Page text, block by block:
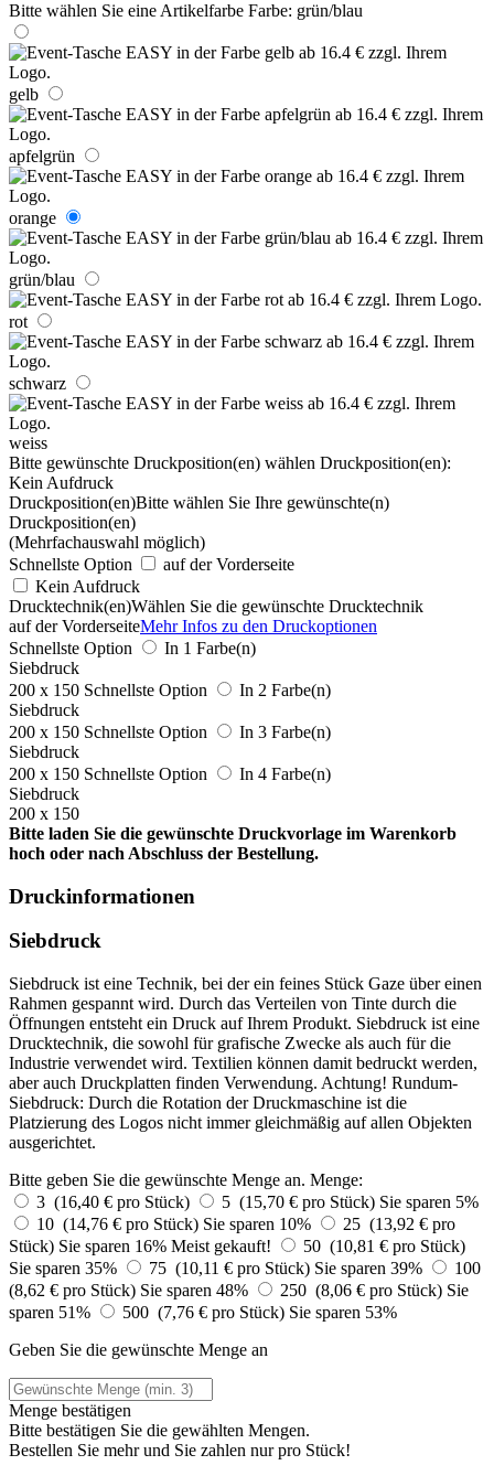
Bitte wählen Sie eine Artikelfarbe Farbe: grün/blau
gelb
apfelgrün
orange
grün/blau
rot
schwarz
weiss
Bitte gewünschte Druckposition(en) wählen Druckposition(en):
Kein Aufdruck
Druckposition(en)Bitte wählen Sie Ihre gewünschte(n)
Druckposition(en)
(Mehrfachauswahl möglich)
Schnellste Option
auf der Vorderseite
Kein Aufdruck
Drucktechnik(en)Wählen Sie die gewünschte Drucktechnik
auf der VorderseiteMehr Infos zu den Druckoptionen
Schnellste Option
In 1 Farbe(n)
Siebdruck
200 x 150 Schnellste Option
In 2 Farbe(n)
Siebdruck
200 x 150 Schnellste Option
In 3 Farbe(n)
Siebdruck
200 x 150 Schnellste Option
In 4 Farbe(n)
Siebdruck
200 x 150
Bitte laden Sie die gewünschte Druckvorlage im Warenkorb
hoch oder nach Abschluss der Bestellung.
Druckinformationen
Siebdruck
Siebdruck ist eine Technik, bei der ein feines Stück Gaze über einen
Rahmen gespannt wird. Durch das Verteilen von Tinte durch die
Öffnungen entsteht ein Druck auf Ihrem Produkt. Siebdruck ist eine
Drucktechnik, die sowohl für grafische Zwecke als auch für die
Industrie verwendet wird. Textilien können damit bedruckt werden,
aber auch Druckplatten finden Verwendung. Achtung! Rundum-
Siebdruck: Durch die Rotation der Druckmaschine ist die
Platzierung des Logos nicht immer gleichmäßig auf allen Objekten
ausgerichtet.
Bitte geben Sie die gewünschte Menge an. Menge:
3 (16,40 € pro Stück)
5 (15,70 € pro Stück) Sie sparen 5%
10 (14,76 € pro Stück) Sie sparen 10%
25 (13,92 € pro
Stück) Sie sparen 16% Meist gekauft!
50 (10,81 € pro Stück)
Sie sparen 35%
75 (10,11 € pro Stück) Sie sparen 39%
100
(8,62 € pro Stück) Sie sparen 48% 250 (8,06 € pro Stück) Sie
sparen 51%
500 (7,76 € pro Stück) Sie sparen 53%
Geben Sie die gewünschte Menge an
Menge bestätigen
Bitte bestätigen Sie die gewählten Mengen.
Bestellen Sie mehr und Sie zahlen nurpro Stück!